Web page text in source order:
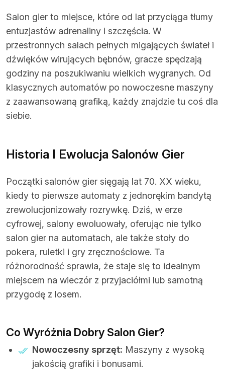
Salon gier to miejsce, które od lat przyciąga tłumy
entuzjastów adrenaliny i szczęścia. W
przestronnych salach pełnych migających świateł i
dźwięków wirujących bębnów, gracze spędzają
godziny na poszukiwaniu wielkich wygranych. Od
klasycznych automatów po nowoczesne maszyny
z zaawansowaną grafiką, każdy znajdzie tu coś dla
siebie.
Historia I Ewolucja Salonów Gier
Początki salonów gier sięgają lat 70. XX wieku,
kiedy to pierwsze automaty z jednorękim bandytą
zrewolucjonizowały rozrywkę. Dziś, w erze
cyfrowej, salony ewoluowały, oferując nie tylko
salon gier na automatach, ale także stoły do
pokera, ruletki i gry zręcznościowe. Ta
różnorodność sprawia, że staje się to idealnym
miejscem na wieczór z przyjaciółmi lub samotną
przygodę z losem.
Co Wyróżnia Dobry Salon Gier?
Nowoczesny sprzęt: Maszyny z wysoką
jakością grafiki i bonusami.